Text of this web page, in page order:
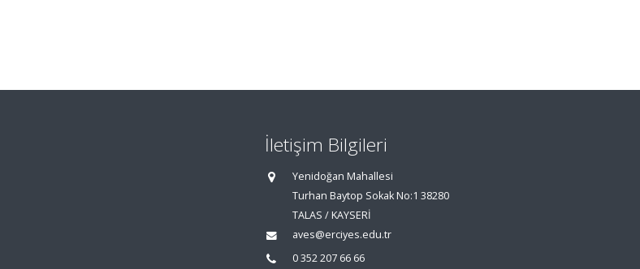
İletişim Bilgileri
Yenidoğan Mahallesi
Turhan Baytop Sokak No:1 38280
TALAS / KAYSERİ
aves@erciyes.edu.tr
0 352 207 66 66